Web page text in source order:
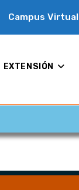
Campus Virtual
EXTENSIÓN